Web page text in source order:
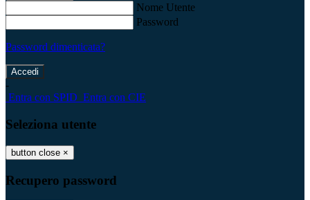
Nome Utente
Password
Password dimenticata?
-
Entra con SPID Entra con CIE
Seleziona utente
button close ×
Recupero password